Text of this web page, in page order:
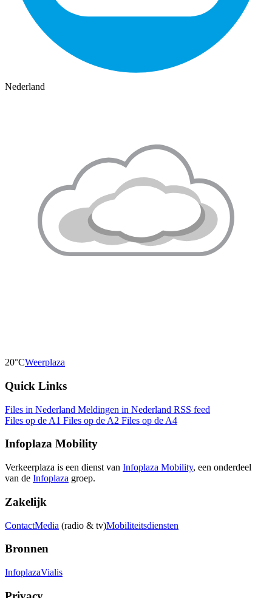
Nederland
20°CWeerplaza
Quick Links
Files in Nederland Meldingen in Nederland RSS feed
Files op de A1 Files op de A2 Files op de A4
Infoplaza Mobility
Verkeerplaza is een dienst van Infoplaza Mobility, een onderdeel
van de Infoplaza groep.
Zakelijk
ContactMedia (radio & tv)Mobiliteitsdiensten
Bronnen
InfoplazaVialis